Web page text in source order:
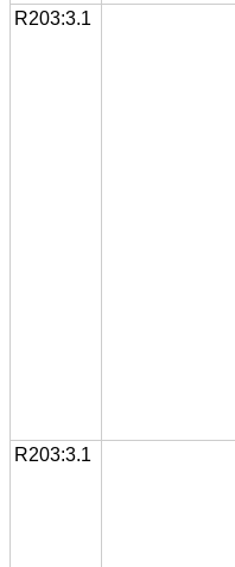
R203:3.1
R203:3.1